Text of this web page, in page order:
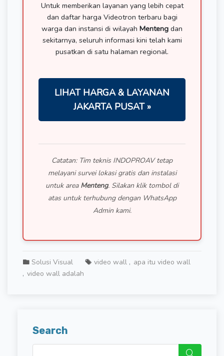
Untuk memberikan layanan yang lebih cepat
dan daftar harga Videotron terbaru bagi
warga dan instansi di wilayah Menteng dan
sekitarnya, seluruh informasi kini telah kami
pusatkan di satu halaman regional.
LIHAT HARGA & LAYANAN
JAKARTA PUSAT »
Catatan: Tim teknis INDOPROAV tetap
melayani survei lokasi gratis dan instalasi
untuk area Menteng. Silakan klik tombol di
atas untuk terhubung dengan WhatsApp
Admin kami.
Solusi Visual video wall
apa itu video wall
video wall adalah
Search